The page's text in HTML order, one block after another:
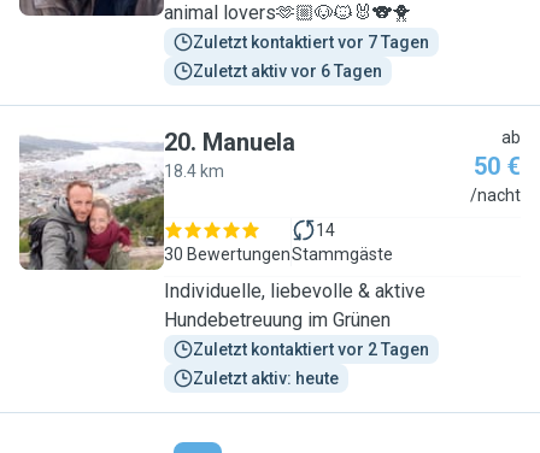
animal lovers🫶🏼🐶🐱🐰🐨🐥
Zuletzt kontaktiert vor 7 Tagen
Zuletzt aktiv vor 6 Tagen
M
20. Manuela
18.4 km
ab
50 €
/nacht
30 Bewertungen
14
Stammgäste
Individuelle, liebevolle & aktive
Hundebetreuung im Grünen
Zuletzt kontaktiert vor 2 Tagen
Zuletzt aktiv: heute